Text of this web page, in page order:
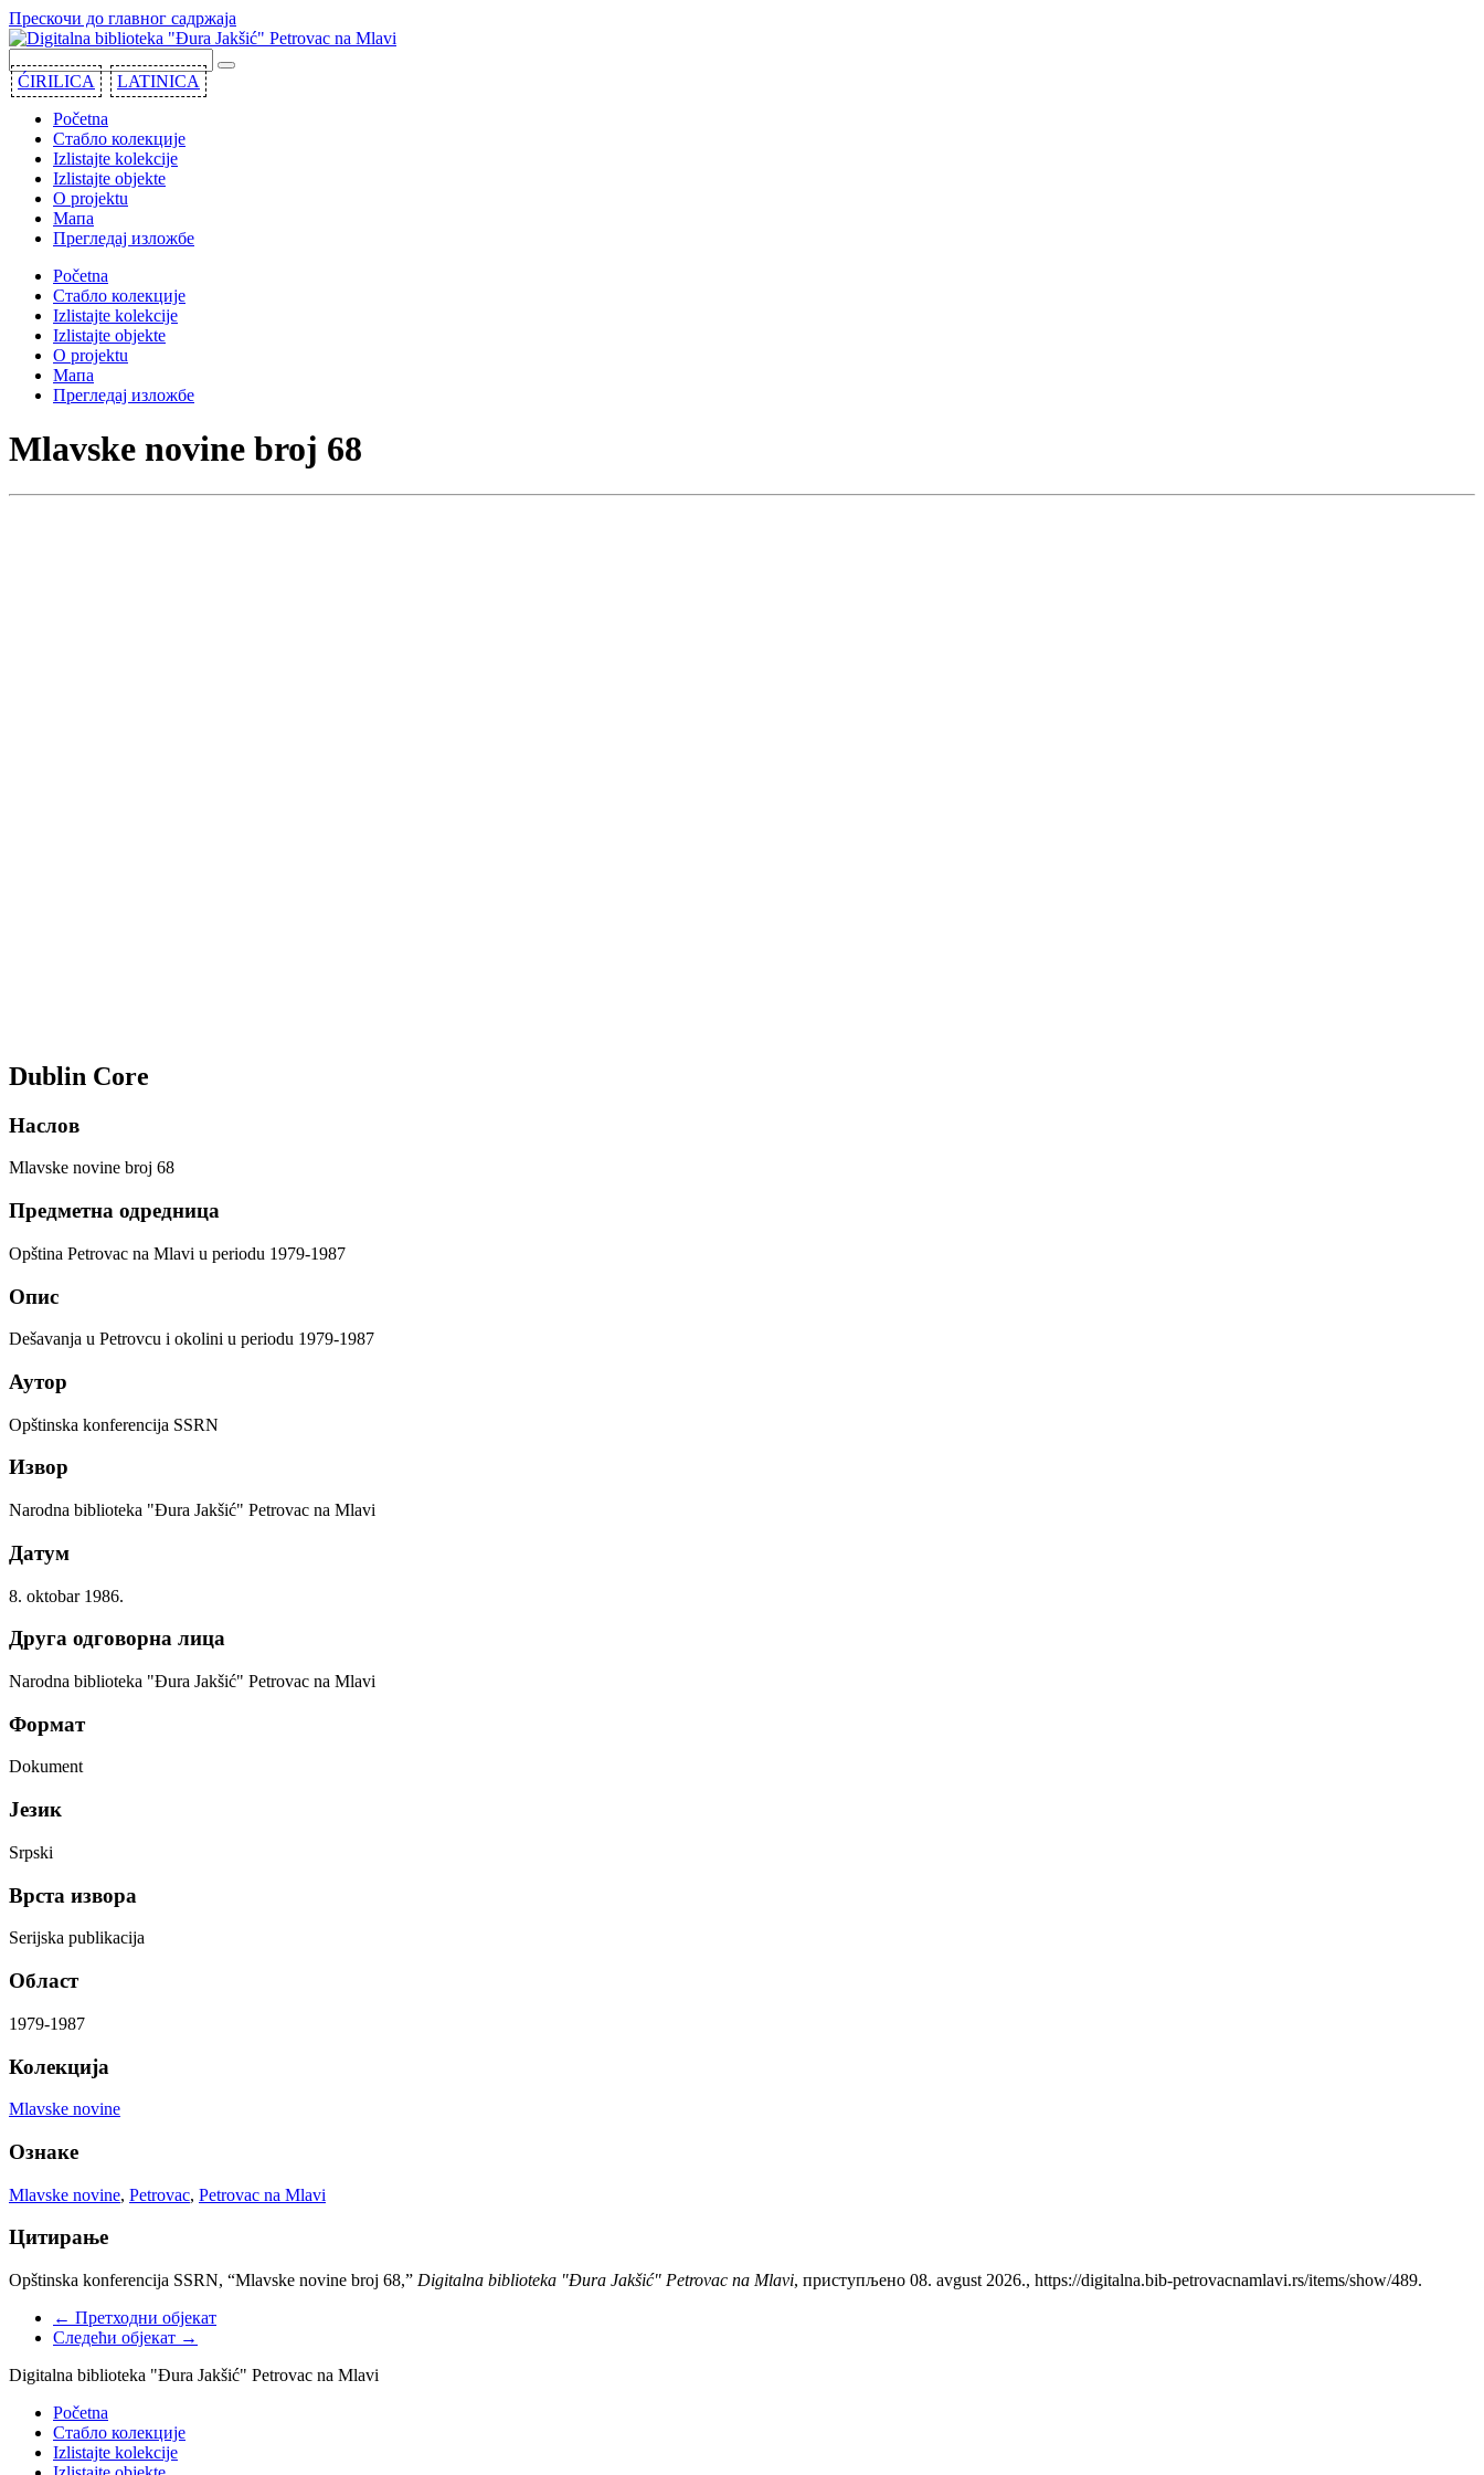
Прескочи до главног садржаја
ĆIRILICA
LATINICA
Početna
Стабло колекције
Izlistajte kolekcije
Izlistajte objekte
O projektu
Мапа
Прегледај изложбе
Početna
Стабло колекције
Izlistajte kolekcije
Izlistajte objekte
O projektu
Мапа
Прегледај изложбе
Mlavske novine broj 68
Dublin Core
Наслов
Mlavske novine broj 68
Предметна одредница
Opština Petrovac na Mlavi u periodu 1979-1987
Опис
Dešavanja u Petrovcu i okolini u periodu 1979-1987
Аутор
Opštinska konferencija SSRN
Извор
Narodna biblioteka "Đura Jakšić" Petrovac na Mlavi
Датум
8. oktobar 1986.
Друга одговорна лица
Narodna biblioteka "Đura Jakšić" Petrovac na Mlavi
Формат
Dokument
Језик
Srpski
Врста извора
Serijska publikacija
Област
1979-1987
Колекција
Mlavske novine
Ознаке
Mlavske novine, Petrovac, Petrovac na Mlavi
Цитирање
Opštinska konferencija SSRN, “Mlavske novine broj 68,” Digitalna biblioteka "Đura Jakšić" Petrovac na Mlavi, приступљено 08. avgust 2026., https://digitalna.bib-petrovacnamlavi.rs/items/show/489.
← Претходни објекат
Следећи објекат →
Digitalna biblioteka "Đura Jakšić" Petrovac na Mlavi
Početna
Стабло колекције
Izlistajte kolekcije